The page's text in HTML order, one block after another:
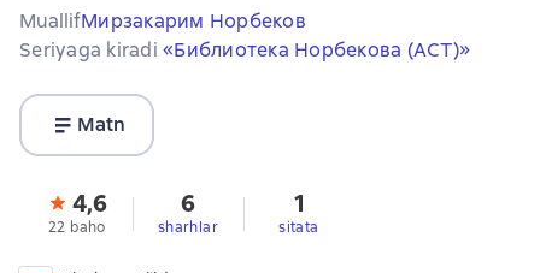
MuallifМирзакарим Норбеков
Seriyaga kiradi «Библиотека Норбекова (АСТ)»
Matn
4,6
22 baho
6
sharhlar
1
sitata